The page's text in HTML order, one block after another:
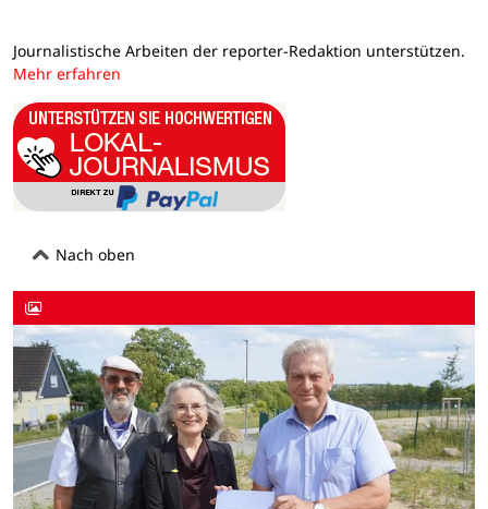
Journalistische Arbeiten der reporter-Redaktion unterstützen.
Mehr erfahren
Nach oben